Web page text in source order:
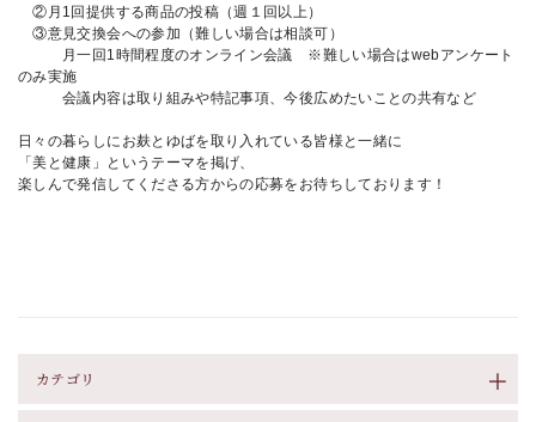
②月1回提供する商品の投稿（週１回以上）
③意見交換会への参加（難しい場合は相談可）
月一回1時間程度のオンライン会議 ※難しい場合はwebアンケート
のみ実施
会議内容は取り組みや特記事項、今後広めたいことの共有など
日々の暮らしにお麸とゆばを取り入れている皆様と一緒に
「美と健康」というテーマを掲げ、
楽しんで発信してくださる方からの応募をお待ちしております！
カテゴリ